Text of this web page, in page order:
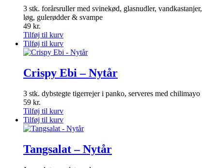
3 stk. forårsruller med svinekød, glasnudler, vandkastanjer,
løg, gulerødder & svampe
49 kr.
Tilføj til kurv
Tilføj til kurv
Crispy Ebi – Nytår
3 stk. dybstegte tigerrejer i panko, serveres med chilimayo
59 kr.
Tilføj til kurv
Tilføj til kurv
Tangsalat – Nytår